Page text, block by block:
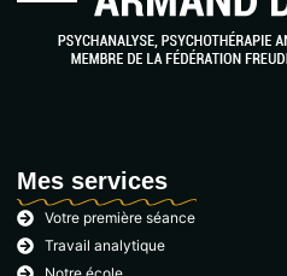
Mes services
Votre première séance
Travail analytique